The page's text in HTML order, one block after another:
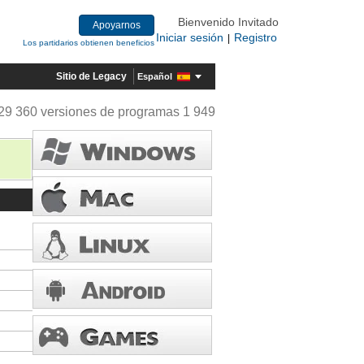
Apoyarnos
Los partidarios obtienen beneficios
Bienvenido Invitado
Iniciar sesión
Registro
Sitio de Legacy Español
360 versiones de programas 1 949